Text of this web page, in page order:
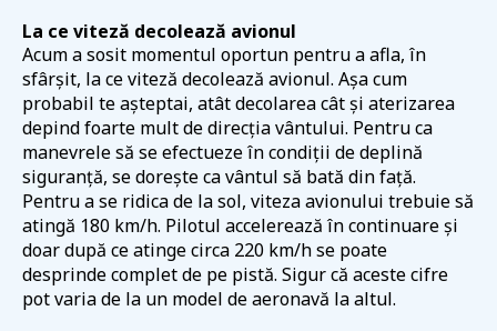
La ce viteză decolează avionul
Acum a sosit momentul oportun pentru a afla, în
sfârșit, la ce viteză decolează avionul. Așa cum
probabil te așteptai, atât decolarea cât și aterizarea
depind foarte mult de direcția vântului. Pentru ca
manevrele să se efectueze în condiții de deplină
siguranță, se dorește ca vântul să bată din față.
Pentru a se ridica de la sol, viteza avionului trebuie să
atingă 180 km/h. Pilotul accelerează în continuare și
doar după ce atinge circa 220 km/h se poate
desprinde complet de pe pistă. Sigur că aceste cifre
pot varia de la un model de aeronavă la altul.